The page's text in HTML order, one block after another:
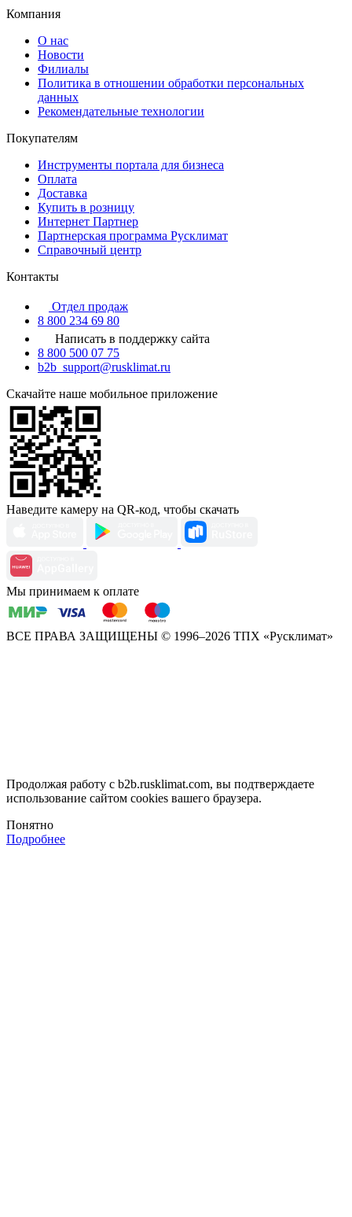
Компания
О нас
Новости
Филиалы
Политика в отношении обработки персональных
данных
Рекомендательные технологии
Покупателям
Инструменты портала для бизнеса
Оплата
Доставка
Купить в розницу
Интернет Партнер
Партнерская программа Русклимат
Справочный центр
Контакты
Отдел продаж
8 800 234 69 80
Написать в поддержку сайта
8 800 500 07 75
b2b_support@rusklimat.ru
Скачайте наше мобильное приложение
Наведите камеру на QR-код, чтобы скачать
Мы принимаем к оплате
ВСЕ ПРАВА ЗАЩИЩЕНЫ © 1996–2026 ТПХ «Русклимат»
Продолжая работу с b2b.rusklimat.com, вы подтверждаете
использование сайтом cookies вашего браузера.
Понятно
Подробнее